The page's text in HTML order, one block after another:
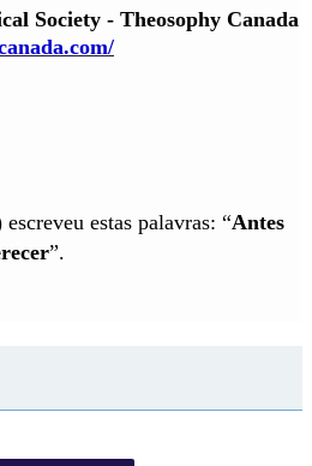
Society - Theosophy Canada
estas palavras: “Antes
”.